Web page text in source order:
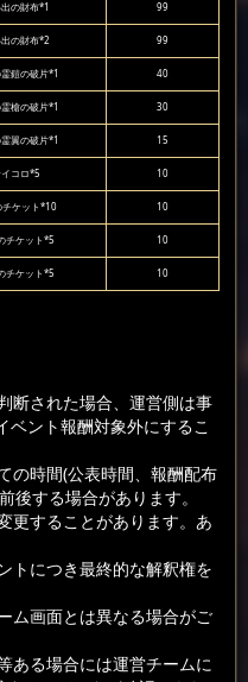
の財布*1 99
の財布*2 99
鎧の破片*1 40
槍の破片*1 30
翼の破片*1 15
コロ*5 10
チケット*10 10
チケット*5 10
チケット*5 10
断された場合、運営側は事
ベント報酬対象外にするこ
の時間(公表時間、報酬配布
後する場合があります。
更することがあります。あ
トにつき最終的な解釈権を
ム画面とは異なる場合がご
ある場合には運営チームに